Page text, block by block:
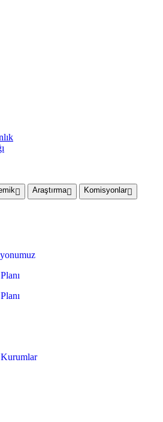
Araştırma Komisyonlar
Kurumlar